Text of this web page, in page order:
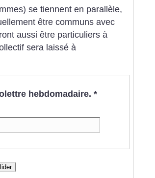
se tiennent en parallèle,
être communs avec
aussi être particuliers à
sera laissé à
hebdomadaire. *